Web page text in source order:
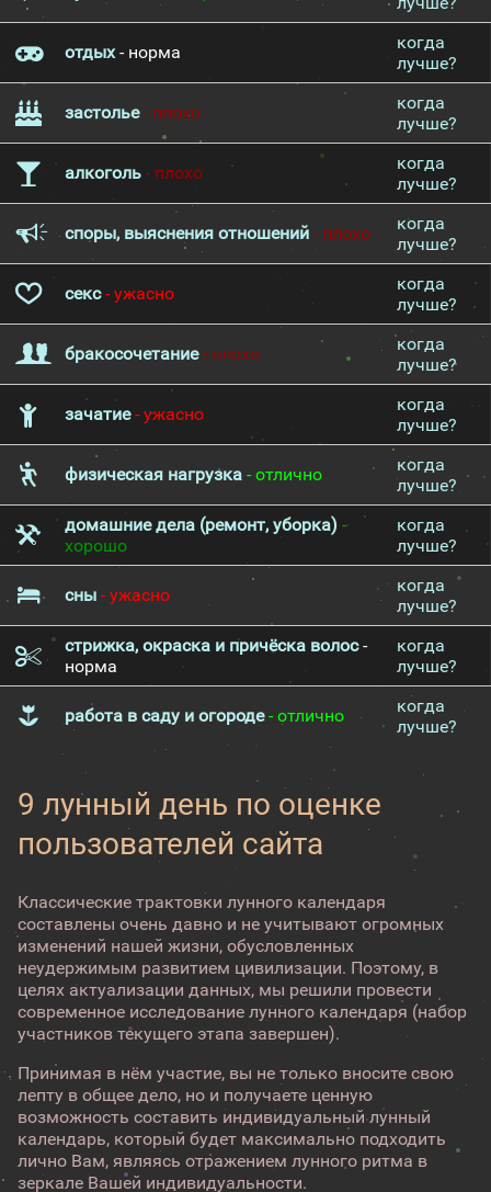
отдых- норма
когда
лучше?
застолье- плохо
когда
лучше?
алкоголь - плохо
когда
лучше?
споры, выяснения отношений - плохо
когда
лучше?
секс- ужасно
когда
лучше?
бракосочетание- плохо
когда
лучше?
зачатие- ужасно
когда
лучше?
физическая нагрузка - отлично
когда
лучше?
домашние дела (ремонт, уборка) -
хорошо
когда
лучше?
сны - ужасно
когда
лучше?
стрижка, окраска и причёска волос-
норма
когда
лучше?
работа в саду и огороде- отлично
когда
лучше?
9 лунный день по оценке
пользователей сайта
Классические трактовки лунного календаря
составлены очень давно и не учитывают огромных
изменений нашей жизни, обусловленных
неудержимым развитием цивилизации. Поэтому, в
целях актуализации данных, мы решили провести
современное исследование лунного календаря (набор
участников текущего этапа завершен).
Принимая в нём участие, вы не только вносите свою
лепту в общее дело, но и получаете ценную
возможность составить индивидуальный лунный
календарь, который будет максимально подходить
лично Вам, являясь отражением лунного ритма в
зеркале Вашей индивидуальности.